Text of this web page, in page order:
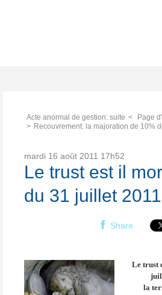
Acte anormal de gestion: suite
Page
Recouvrement: la majoration de 10%
mardi 16 août 2011 17h52
Le trust est il
du 31 juillet 2011
Share
Le trust
la